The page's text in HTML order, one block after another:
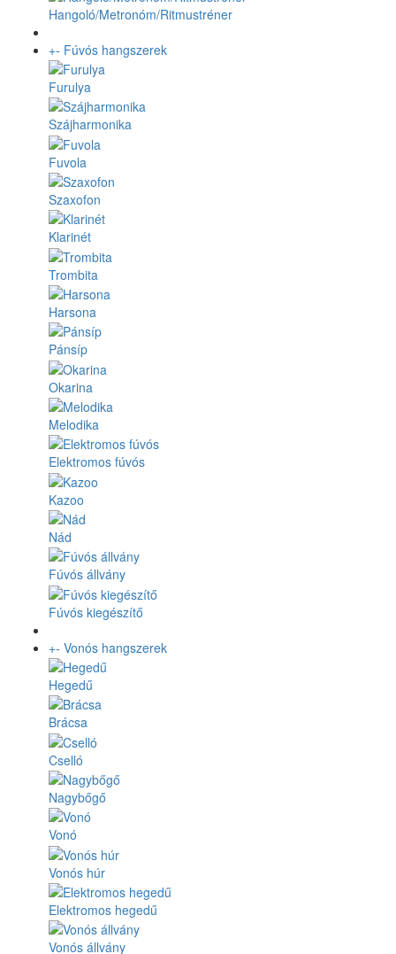
Hangoló/Metronóm/Ritmustréner
+- Fúvós hangszerek
Furulya
Szájharmonika
Fuvola
Szaxofon
Klarinét
Trombita
Harsona
Pánsíp
Okarina
Melodika
Elektromos fúvós
Kazoo
Nád
Fúvós állvány
Fúvós kiegészítő
+- Vonós hangszerek
Hegedű
Brácsa
Cselló
Nagybőgő
Vonó
Vonós húr
Elektromos hegedű
Vonós állvány